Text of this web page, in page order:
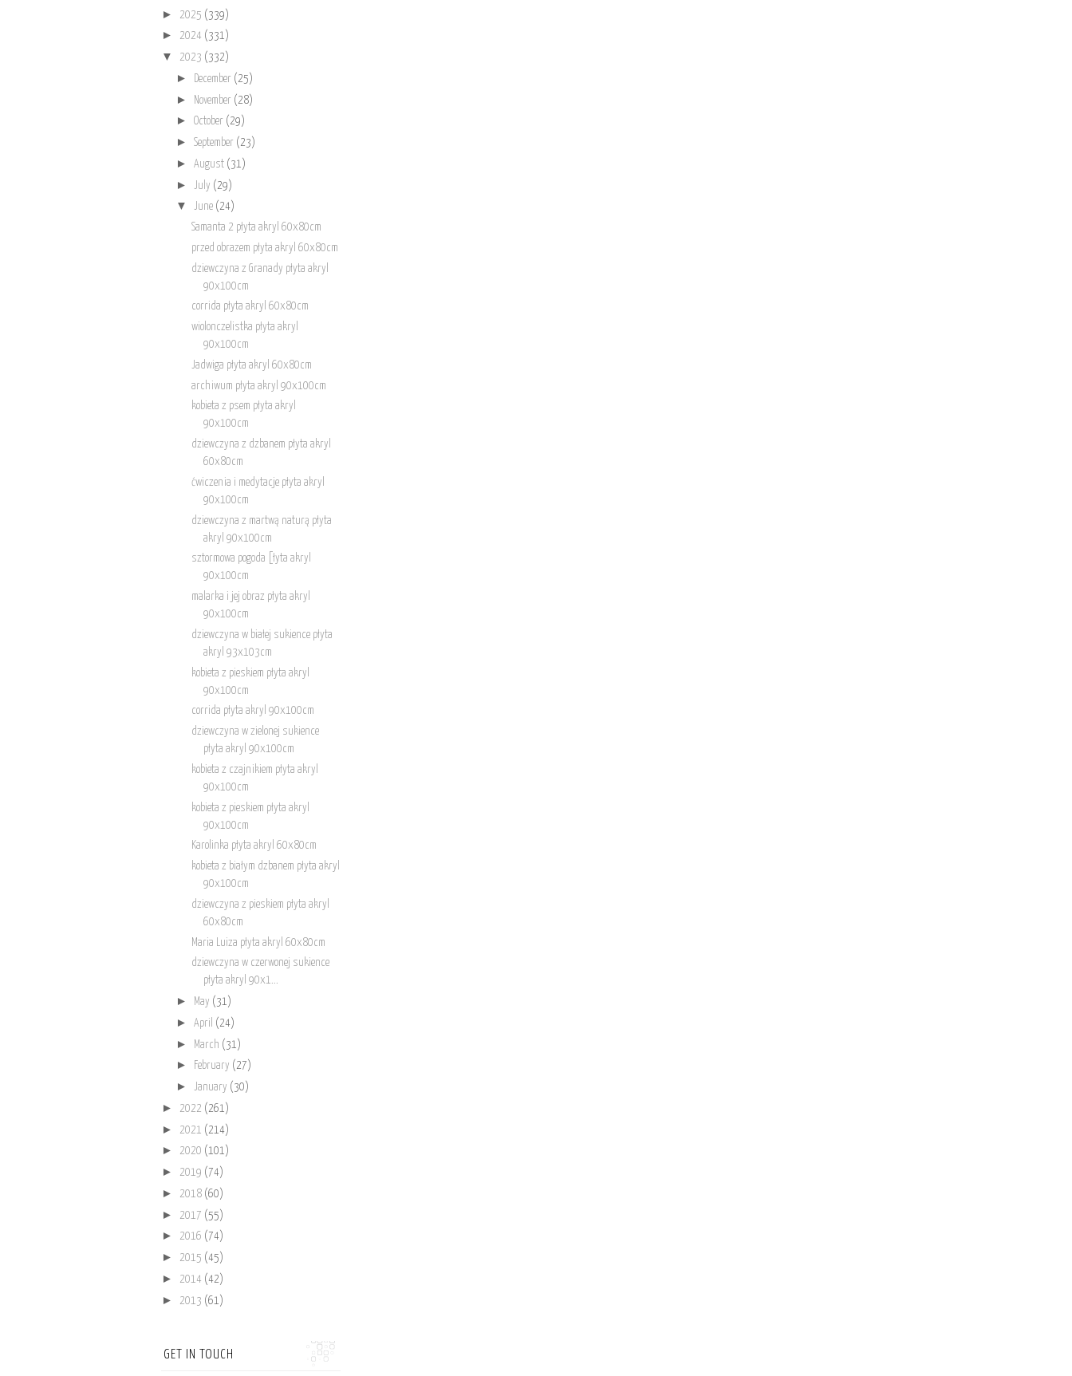
► 2025 (339)
► 2024 (331)
▼ 2023 (332)
► December (25)
► November (28)
► October (29)
► September (23)
► August (31)
► July (29)
▼ June (24)
Samanta 2 płyta akryl 60x80cm
przed obrazem płyta akryl 60x80cm
dziewczyna z Granady płyta akryl
90x100cm
corrida płyta akryl 60x80cm
wiolonczelistka płyta akryl
90x100cm
Jadwiga płyta akryl 60x80cm
archiwum płyta akryl 90x100cm
kobieta z psem płyta akryl
90x100cm
dziewczyna z dzbanem płyta akryl
60x80cm
ćwiczenia i medytacje płyta akryl
90x100cm
dziewczyna z martwą naturą płyta
akryl 90x100cm
sztormowa pogoda [łyta akryl
90x100cm
malarka i jej obraz płyta akryl
90x100cm
dziewczyna w białej sukience płyta
akryl 93x103cm
kobieta z pieskiem płyta akryl
90x100cm
corrida płyta akryl 90x100cm
dziewczyna w zielonej sukience
płyta akryl 90x100cm
kobieta z czajnikiem płyta akryl
90x100cm
kobieta z pieskiem płyta akryl
90x100cm
Karolinka płyta akryl 60x80cm
kobieta z białym dzbanem płyta akryl
90x100cm
dziewczyna z pieskiem płyta akryl
60x80cm
Maria Luiza płyta akryl 60x80cm
dziewczyna w czerwonej sukience
płyta akryl 90x1...
► May (31)
► April (24)
► March (31)
► February (27)
► January (30)
► 2022 (261)
► 2021 (214)
► 2020 (101)
► 2019 (74)
► 2018 (60)
► 2017 (55)
► 2016 (74)
► 2015 (45)
► 2014 (42)
► 2013 (61)
GET IN TOUCH